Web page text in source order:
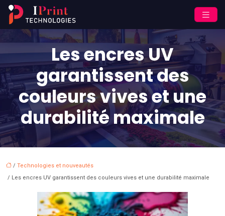
Les encres UV
garantissent des
couleurs vives et une
durabilité maximale
/ Technologies et nouveautés
/ Les encres UV garantissent des couleurs vives et une durabilité maximale